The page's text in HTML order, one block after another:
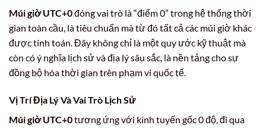
Múi giờ UTC+0đóng vai trò là “điểm 0” trong hệ thống thời
gian toàn cầu, là tiêu chuẩn mà từ đó tất cả các múi giờ khác
được tính toán. Đây không chỉ là một quy ước kỹ thuật mà
còn có ý nghĩa lịch sử và địa lý sâu sắc, là nền tảng cho sự
đồng bộ hóa thời gian trên phạm vi quốc tế.
Vị Trí Địa Lý Và Vai Trò Lịch Sử
Múi giờ UTC+0tương ứng với kinh tuyến gốc 0 độ, đi qua